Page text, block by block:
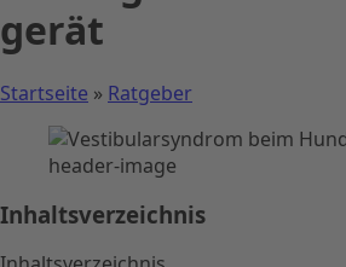
gerät
Startseite » Ratgeber
Inhaltsverzeichnis